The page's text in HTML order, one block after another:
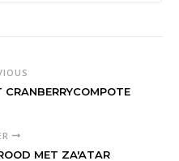
CRANBERRYCOMPOTE
MET ZA'ATAR